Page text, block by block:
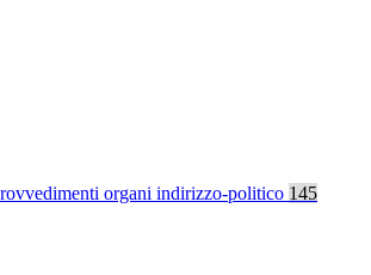
organi indirizzo-politico 145